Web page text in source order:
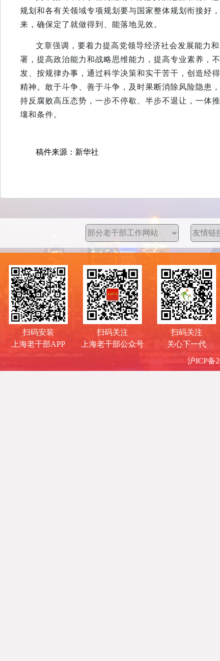
规划和各有关领域专项规划要与国家整体规划衔接好
来，确保定了就做得到、能落地见效。
文章强调，要着力提高党领导经济社会发展能力
署，提高政治能力和战略思维能力，提高专业素养，
发、按规律办事，通过科学决策和实干苦干，创造经
精神。敢于斗争、善于斗争，及时果断消除风险隐患
持反腐败高压态势，一步不停歇、半步不退让，一体
壤和条件。
稿件来源：新华社
扫码安装
上海老干部APP
扫码关注
上海老干部公众号
扫码关注
关心下一代
沪ICP备